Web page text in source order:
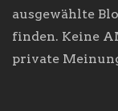
ausgewählte
finden. Keine
private